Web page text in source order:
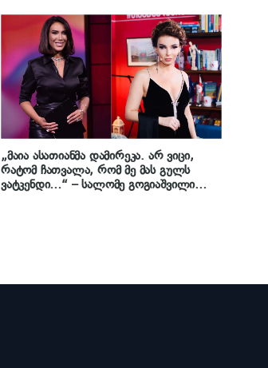
რომელიც სამშობლოში ბებიის
სიყვარულმა დააბრუნა
„მაია ასათიანმა დამირეკა. არ ვიცი,
რატომ ჩათვალა, რომ მე მას გულს
ვატკენდი…“ – სალომე გოგიაშვილი